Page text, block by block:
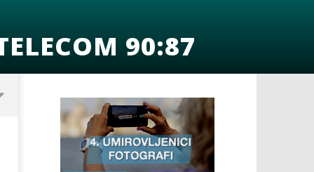
90:87